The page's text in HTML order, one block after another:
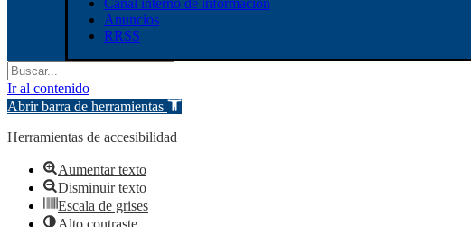
Canal interno de información
Anuncios
RRSS
Ir al contenido
Abrir barra de herramientas
Herramientas de accesibilidad
Aumentar texto
Disminuir texto
Escala de grises
Alto contraste